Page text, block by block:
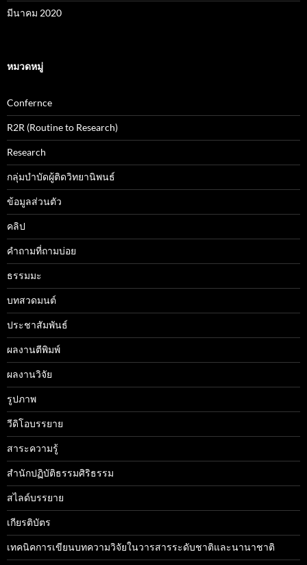
มีนาคม 2020
หมวดหมู่
Confernce
R2R (Routine to Research)
Research
กลุ่มบำบัดผู้ติดวิทยานิพนธ์
ข้อมูลส่วนตัว
คลิป
คำถามที่ถามบ่อย
ธรรมมะ
บทสวดมนต์
ประชาสัมพันธ์
ผลงานตีพิมพ์
ผลงานวิจัย
รูปภาพ
วีดิโอบรรยาย
สาระความรู้
สำนักปฏิบัติธรรมศิริธรรม
สไลด์บรรยาย
เกียรติบัตร
เทคนิคการเขียนบทความวิจัยในวารสารระดับชาติและนานาชาติ